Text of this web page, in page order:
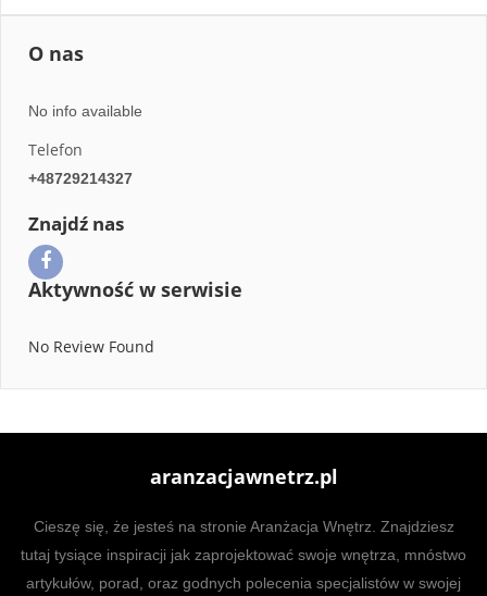
O nas
No info available
Telefon
+48729214327
Znajdź nas
Aktywność w serwisie
No Review Found
aranzacjawnetrz.pl
Cieszę się, że jesteś na stronie Aranżacja Wnętrz. Znajdziesz
tutaj tysiące inspiracji jak zaprojektować swoje wnętrza, mnóstwo
artykułów, porad, oraz godnych polecenia specjalistów w swojej